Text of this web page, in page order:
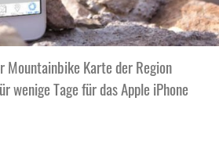
Mountainbike Karte der Region
wenige Tage für das Apple iPhone